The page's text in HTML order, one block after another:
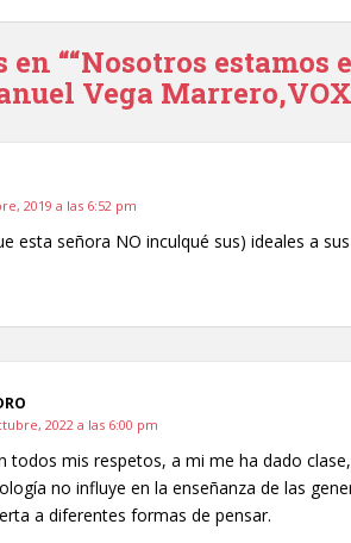
en ““Nosotros
Vega
2019 a las 6:52 pm
esta señora NO inculqué sus) ideales a
2022 a las 6:00 pm
todos mis respetos, a mi me ha dado
no influye en la enseñanza de las
a diferentes formas de pensar.